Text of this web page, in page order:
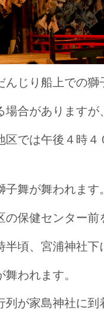
んじり船上での
場合がありますが
区では午後４時
子舞が舞われます
の保健センター前
半頃、宮浦神社下
われます。
列が家島神社に到